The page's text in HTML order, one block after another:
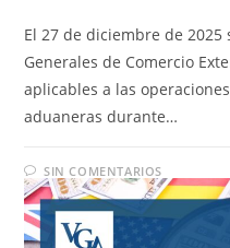
El 27 de diciembre de 2025
Generales de Comercio
aplicables a las
aduaneras durante…
SIN COMENTARIOS